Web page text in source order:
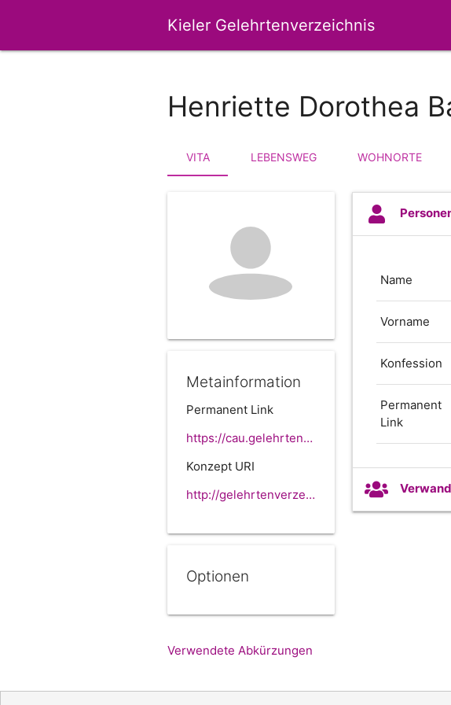
Kieler Gelehrtenverzeichnis
Henriette Dorothea
VITA LEBENSWEG WOHNORTE
Metainformation
Permanent Link
https://cau.gelehrtenverzeichnis.de//139f55c6-4618-041e-7b55-514c2d32c1e1
Konzept URI
http://gelehrtenverzeichnis.de/139f55c6-4618-041e-7b55-514c2d32c1e1
Optionen
Name
Vorname
Konfession
Permanent
Link
Verwendete Abkürzungen